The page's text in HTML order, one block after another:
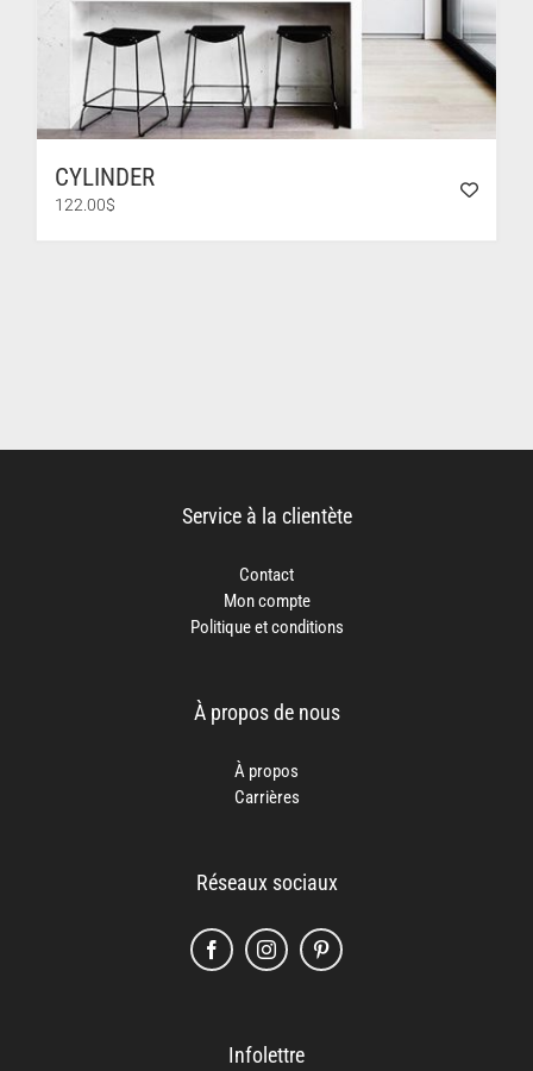
CYLINDER
122.00$
Service à la clientète
Contact
Mon compte
Politique et conditions
À propos de nous
À propos
Carrières
Réseaux sociaux
Infolettre